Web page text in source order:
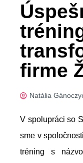
firme
Natália
V spolupráci so
sme v
tréning s